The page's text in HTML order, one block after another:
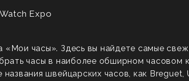
Expo
часы». Здесь вы найдете самые
часы в наиболее обширном часовом
швейцарских часов, как